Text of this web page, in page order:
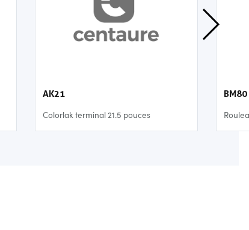
AK21
Colorlak terminal 21.5 pouces
BM80